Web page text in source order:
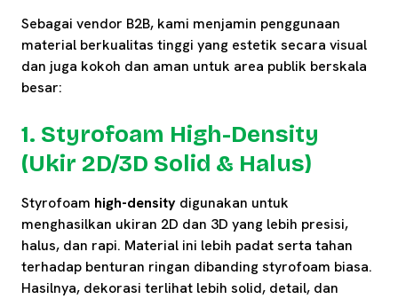
Sebagai vendor B2B, kami menjamin penggunaan
material berkualitas tinggi yang estetik secara visual
dan juga kokoh dan aman untuk area publik berskala
besar:
1. Styrofoam High-Density
(Ukir 2D/3D Solid & Halus)
Styrofoam high-density digunakan untuk
menghasilkan ukiran 2D dan 3D yang lebih presisi,
halus, dan rapi. Material ini lebih padat serta tahan
terhadap benturan ringan dibanding styrofoam biasa.
Hasilnya, dekorasi terlihat lebih solid, detail, dan